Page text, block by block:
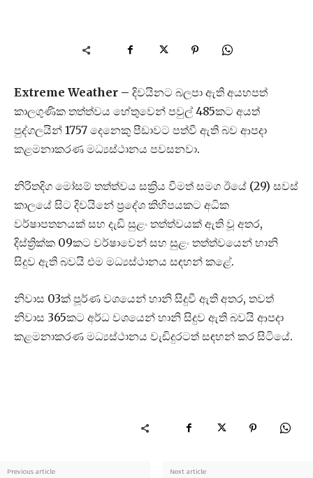
Extreme Weather – දිවයිනට බලපා ඇති අයහපත්
කාලගුණික තත්ත්වය හේතුවෙන් පවුල් 485කට අයත්
පුද්ගලයින් 1757 දෙනෙකු පීඩාවට පත්වී ඇති බව ආපදා
කළමනාකරණ මධ්‍යස්ථානය පවසනවා.
නිරිතදිග මෝසම් තත්ත්වය සක්‍රිය වීමත් සමග ඊයේ (29) සවස්
කාලයේ සිට දිවයිනේ ප්‍රදේශ කිහිපයකට අධික
වර්ෂාපතනයක් සහ දැඩි සුළං තත්ත්වයක් ඇති වූ අතර,
දිස්ත්‍රික්ක 09කට වර්ෂාවෙන් සහ සුළං තත්ත්වයෙන් හානි
සිදුව ඇති බවයි එම මධ්‍යස්ථානය සඳහන් කළේ.
නිවාස 03ක් පූර්ණ වශයෙන් හානි සිදුවී ඇති අතර, තවත්
නිවාස 365කට අර්ධ වශයෙන් හානි සිදුව ඇති බවයි ආපදා
කළමනාකරණ මධ්‍යස්ථානය වැඩිදුරටත් සඳහන් කර සිටියේ.
Previous article Next article